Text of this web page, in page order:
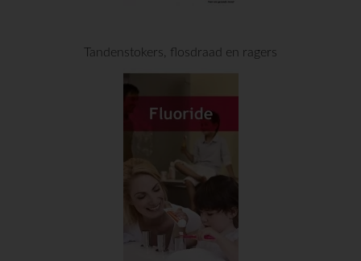
Tandenstokers, flosdraad en ragers